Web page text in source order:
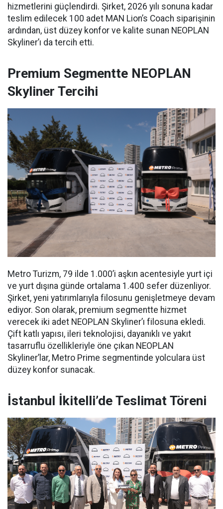
hizmetlerini güçlendirdi. Şirket, 2026 yılı sonuna kadar
teslim edilecek 100 adet MAN Lion’s Coach siparişinin
ardından, üst düzey konfor ve kalite sunan NEOPLAN
Skyliner’ı da tercih etti.
Premium Segmentte NEOPLAN
Skyliner Tercihi
Metro Turizm, 79 ilde 1.000’i aşkın acentesiyle yurt içi
ve yurt dışına günde ortalama 1.400 sefer düzenliyor.
Şirket, yeni yatırımlarıyla filosunu genişletmeye devam
ediyor. Son olarak, premium segmentte hizmet
verecek iki adet NEOPLAN Skyliner’ı filosuna ekledi.
Çift katlı yapısı, ileri teknolojisi, dayanıklı ve yakıt
tasarruflu özellikleriyle öne çıkan NEOPLAN
Skyliner’lar, Metro Prime segmentinde yolculara üst
düzey konfor sunacak.
İstanbul İkitelli’de Teslimat Töreni